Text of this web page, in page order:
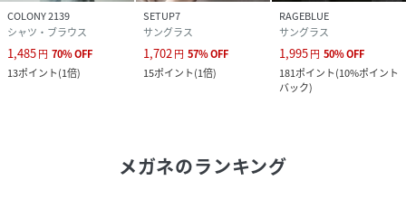
COLONY 2139
シャツ・ブラウス
1,485円 70%OFF
13ポイント(1倍)
SETUP7
サングラス
1,702 円 57%OFF
15ポイント(1倍)
RAGEBLUE
サングラス
1,995円 50%OFF
181ポイント(10%ポイント
バック)
メガネのランキング